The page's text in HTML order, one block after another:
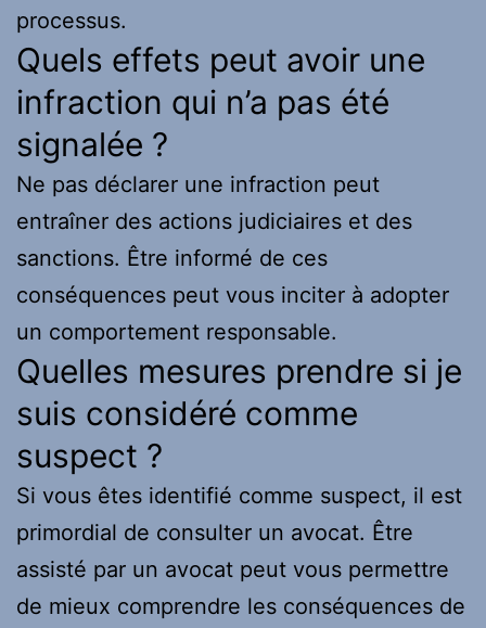
processus.
Quels effets peut avoir une
infraction qui n’a pas été
signalée ?
Ne pas déclarer une infraction peut
entraîner des actions judiciaires et des
sanctions. Être informé de ces
conséquences peut vous inciter à adopter
un comportement responsable.
Quelles mesures prendre si je
suis considéré comme
suspect ?
Si vous êtes identifié comme suspect, il est
primordial de consulter un avocat. Être
assisté par un avocat peut vous permettre
de mieux comprendre les conséquences de